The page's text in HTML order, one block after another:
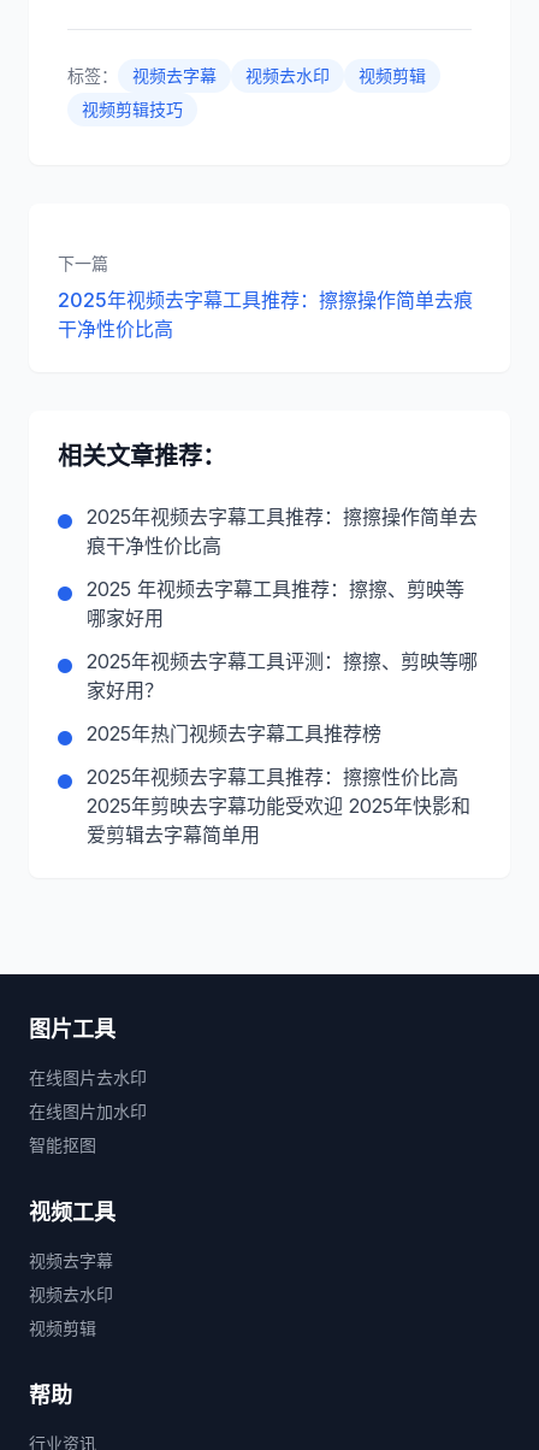
标签： 视频去字幕 视频去水印
视频剪辑
视频剪辑技巧
下一篇
2025年视频去字幕工具推荐：擦擦操作简单去痕
干净性价比高
相关文章推荐：
2025年视频去字幕工具推荐：擦擦操作简单去
痕干净性价比高
2025 年视频去字幕工具推荐：擦擦、剪映等
哪家好用
2025年视频去字幕工具评测：擦擦、剪映等哪
家好用？
2025年热门视频去字幕工具推荐榜
2025年视频去字幕工具推荐：擦擦性价比高
2025年剪映去字幕功能受欢迎 2025年快影和
爱剪辑去字幕简单用
图片工具
在线图片去水印
在线图片加水印
智能抠图
视频工具
视频去字幕
视频去水印
视频剪辑
帮助
行业资讯